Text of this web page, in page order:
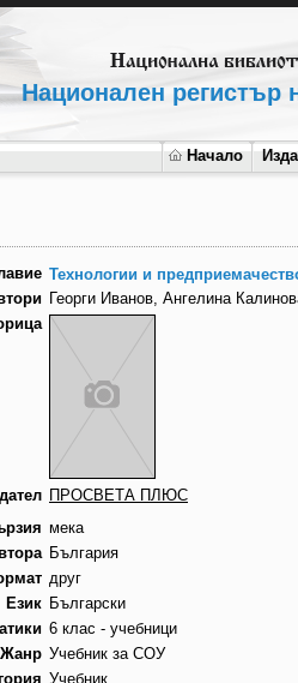
Национален регистър
Начало
Технологии и
Георги Иванов, Ангелина
ПРОСВЕТА ПЛЮС
мека
България
друг
Език Български
6 клас - учебници
Жанр Учебник за СОУ
Учебник